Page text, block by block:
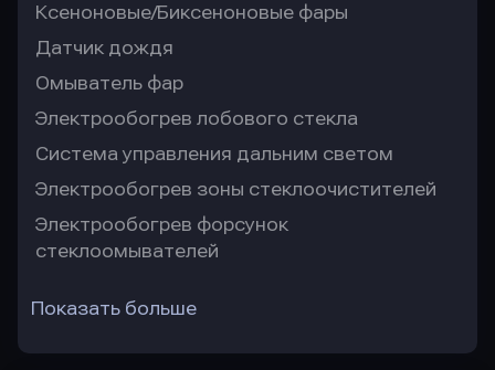
Ксеноновые/Биксеноновые фары
Датчик дождя
Омыватель фар
Электрообогрев лобового стекла
Система управления дальним светом
Электрообогрев зоны стеклоочистителей
Электрообогрев форсунок
стеклоомывателей
Показать больше